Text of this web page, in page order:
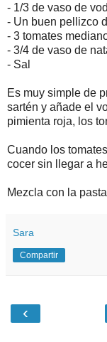
- 1/3 de vaso de
- Un buen pellizco
- 3 tomates
- 3/4 de vaso de
- Sal
Es muy simple de
sartén y añade el
pimienta roja, los
Cuando los
cocer sin llegar a
Mezcla con la
Sara
Compartir
‹